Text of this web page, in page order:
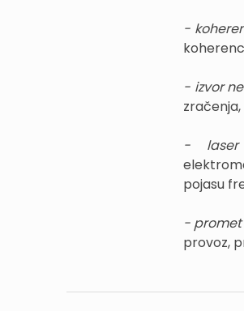
-
- izvor
zračenja,
- laser
pojasu
- promet
provoz,